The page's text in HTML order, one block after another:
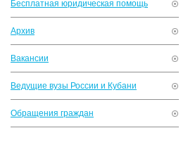
Бесплатная юридическая помощь
Архив
Вакансии
Ведущие вузы России и Кубани
Обращения граждан